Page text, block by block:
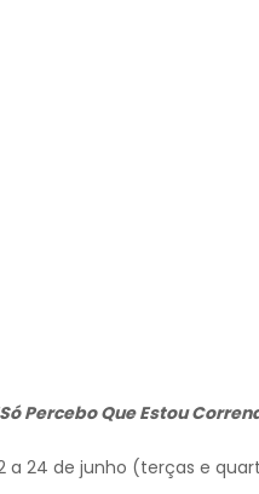
Percebo Que Estou
a 24 de junho (terças e